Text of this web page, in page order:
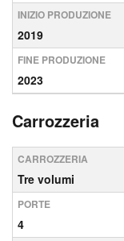
INIZIO PRODUZIONE
2019
FINE PRODUZIONE
2023
Carrozzeria
CARROZZERIA
Tre volumi
PORTE
4